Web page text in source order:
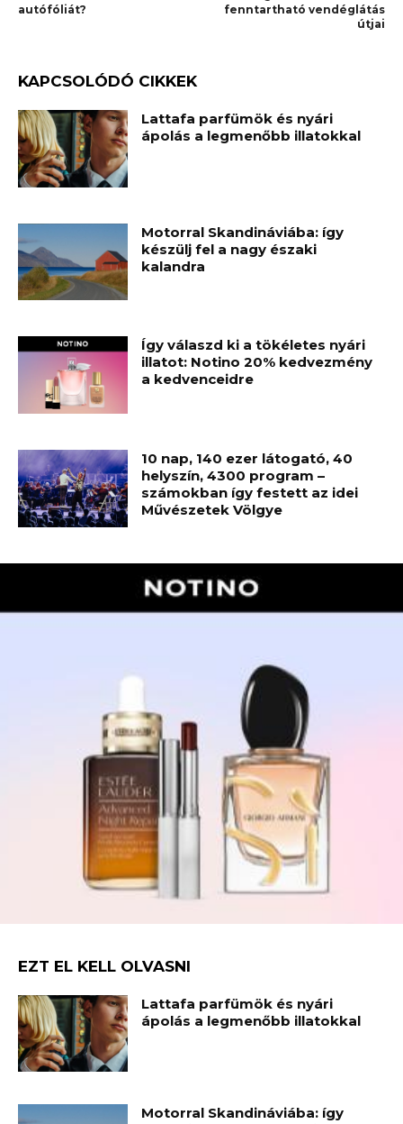
autófóliát?
fenntartható vendéglátás
útjai
KAPCSOLÓDÓ CIKKEK
Lattafa parfümök és nyári
ápolás a legmenőbb illatokkal
Motorral Skandináviába: így
készülj fel a nagy északi
kalandra
Így válaszd ki a tökéletes nyári
illatot: Notino 20% kedvezmény
a kedvenceidre
10 nap, 140 ezer látogató, 40
helyszín, 4300 program –
számokban így festett az idei
Művészetek Völgye
EZT EL KELL OLVASNI
Lattafa parfümök és nyári
ápolás a legmenőbb illatokkal
Motorral Skandináviába: így